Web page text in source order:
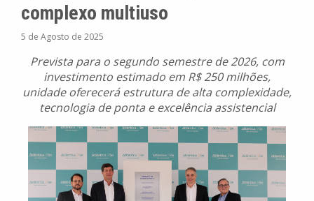
complexo multiuso
5 de Agosto de 2025
Prevista para o segundo semestre de 2026, com
investimento estimado em R$ 250 milhões,
unidade oferecerá estrutura de alta complexidade,
tecnologia de ponta e excelência assistencial